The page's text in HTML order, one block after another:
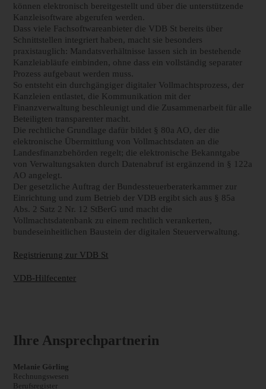
können elektronisch bereitgestellt und über die unterstützende
Kanzleisoftware abgerufen werden.
Dass viele Fachsoftwareanbieter die VDB St bereits über
Schnittstellen integriert haben, macht sie besonders
praxistauglich: Mandatsverhältnisse lassen sich in bestehende
Kanzleiabläufe einbinden, ohne dass ein vollständig separater
Prozess aufgebaut werden muss.
So entsteht ein durchgängiger digitaler Vollmachtsprozess, der
Kanzleien entlastet, die Kommunikation mit der
Finanzverwaltung beschleunigt und die Zusammenarbeit für alle
Beteiligten transparenter macht.
Die rechtliche Grundlage dafür bildet § 80a AO, der die
elektronische Übermittlung von Vollmachtsdaten an die
Landesfinanzbehörden regelt; die elektronische Bekanntgabe
von Verwaltungsakten durch Datenabruf ist ergänzend in § 122a
AO angelegt.
Der gesetzliche Auftrag der Bundessteuerberaterkammer zur
Einrichtung und zum Betrieb der VDB ergibt sich aus § 85a
Abs. 2 Satz 2 Nr. 12 StBerG und macht die
Vollmachtsdatenbank zu einem rechtlich verankerten,
bundeseinheitlichen Baustein der digitalen Steuerverwaltung.
Registrierung zur VDB St
VDB-Hilfecenter
Ihre Ansprechpartnerin
Melanie Görling
Rechnungswesen
Berufsregister